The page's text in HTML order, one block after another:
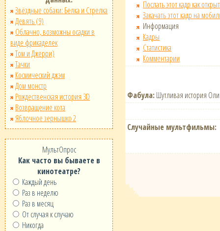
Звёздные собаки: Белка и Стрелка
Девять (9)
Облачно, возможны осадки в
виде фрикаделек
Том и Джерри)
Тачки
Космический джэм
Дом монстр
Рождественская история 3D
Возвращение кота
Яблочное зернышко 2
МультОпрос
Как часто вы бываете в
кинотеатре?
Каждый день
Раз в неделю
Раз в месяц
От случая к случаю
Никогда
Послать этот кадр как
Закачать этот кадр на
Информация
Кадры
Статистика
Комментарии
Фабула: Шутливая история
Случайные мультфильмы: